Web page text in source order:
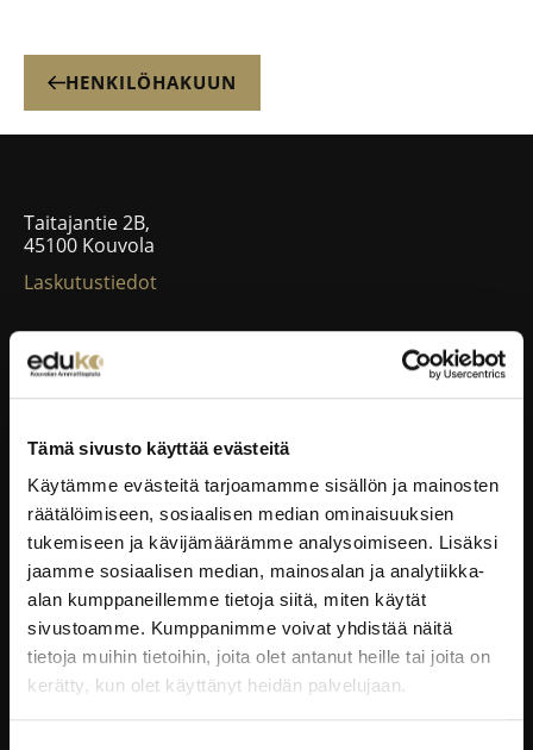
Tämä sivusto käyttää evästeitä
Käytämme evästeitä tarjoamamme sisällön ja mainosten
räätälöimiseen, sosiaalisen median ominaisuuksien
tukemiseen ja kävijämäärämme analysoimiseen. Lisäksi
jaamme sosiaalisen median, mainosalan ja analytiikka-
alan kumppaneillemme tietoja siitä, miten käytät
sivustoamme. Kumppanimme voivat yhdistää näitä
tietoja muihin tietoihin, joita olet antanut heille tai joita on
kerätty, kun olet käyttänyt heidän palvelujaan.
HENKILÖHAKUUN
Taitajantie 2B,
45100 Kouvola
Laskutustiedot
EDUKO VERKOSSA
Microsoft 365
eKampus
MyEdu
Ruokapaikka.fi
RAVINTOLAPALVELUT
EduCafé